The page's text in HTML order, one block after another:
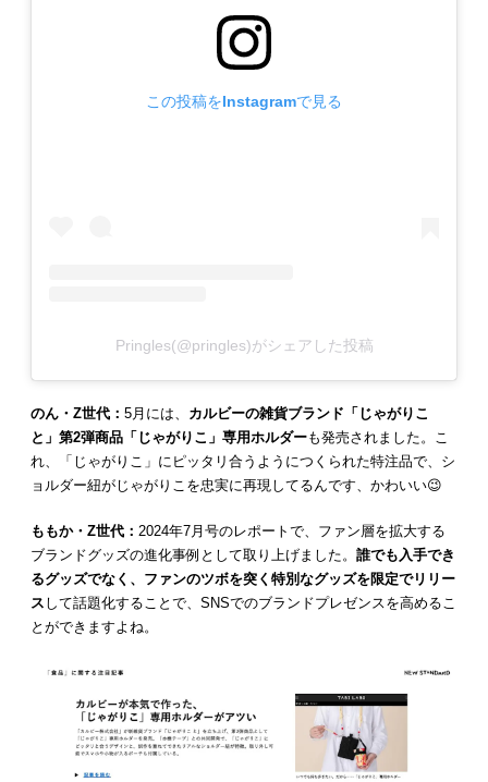
この投稿をInstagramで見る
Pringles(@pringles)がシェアした投稿
のん・Z世代： 5月には、 カルビーの雑貨ブランド「じゃがりこ
と」第2弾商品「じゃがりこ」専用ホルダーも発売されました。こ
れ、「じゃがりこ」にピッタリ合うようにつくられた特注品で、シ
ョルダー紐がじゃがりこを忠実に再現してるんです、かわいい😉
ももか・Z世代： 2024年7月号のレポートで、ファン層を拡大する
ブランドグッズの進化事例として取り上げました。 誰でも入手でき
るグッズでなく、ファンのツボを突く特別なグッズを限定でリリー
ス して話題化することで、SNSでのブランドプレゼンスを高めるこ
とができますよね。